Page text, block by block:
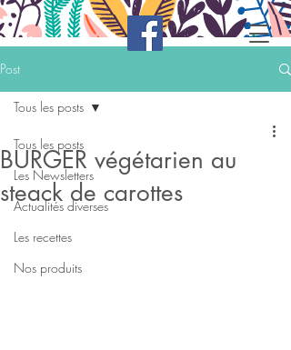
Post
Tous les posts
Les Newsletters
Actualités diverses
Les recettes
Nos produits
Tous les posts
BURGER végétarien au
steack de carottes